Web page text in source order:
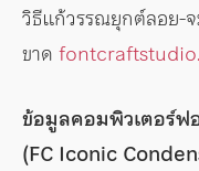
วิธีแก้วรรณยุกต์ลอย-
ขาด
ข้อมูลคอมพิวเตอร์ฟ
(FC Iconic